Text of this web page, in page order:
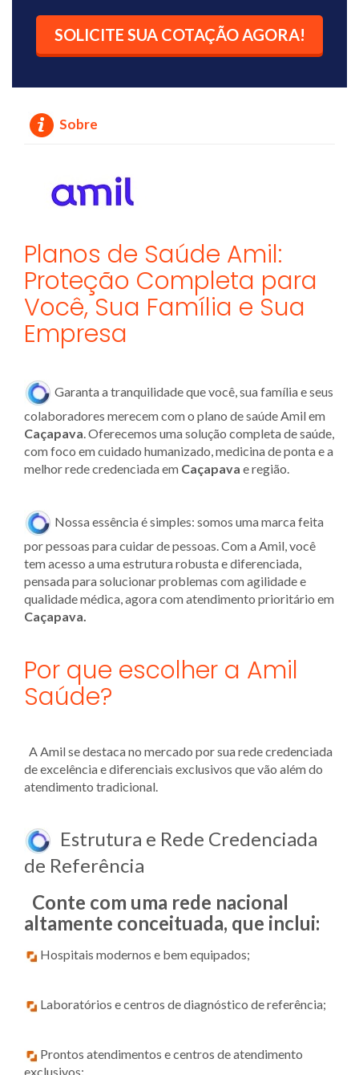
SOLICITE SUA COTAÇÃO AGORA!
Sobre
Planos de Saúde Amil:
Proteção Completa para
Você, Sua Família e Sua
Empresa
Garanta a tranquilidade que você, sua família e seus
colaboradores merecem com o plano de saúde Amil em
Caçapava. Oferecemos uma solução completa de saúde,
com foco em cuidado humanizado, medicina de ponta e a
melhor rede credenciada em Caçapava e região.
Nossa essência é simples: somos uma marca feita
por pessoas para cuidar de pessoas. Com a Amil, você
tem acesso a uma estrutura robusta e diferenciada,
pensada para solucionar problemas com agilidade e
qualidade médica, agora com atendimento prioritário em
Caçapava.
Por que escolher a Amil
Saúde?
A Amil se destaca no mercado por sua rede credenciada
de excelência e diferenciais exclusivos que vão além do
atendimento tradicional.
Estrutura e Rede Credenciada
de Referência
Conte com uma rede nacional
altamente conceituada, que inclui:
Hospitais modernos e bem equipados;
Laboratórios e centros de diagnóstico de referência;
Prontos atendimentos e centros de atendimento
exclusivos;